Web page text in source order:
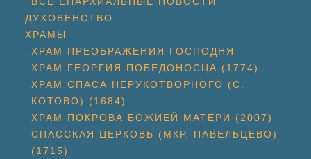
ДУХОВЕНСТВО
ХРАМЫ
ХРАМ ПРЕОБРАЖЕНИЯ ГОСПОДНЯ
ХРАМ ГЕОРГИЯ ПОБЕДОНОСЦА (1774)
ХРАМ СПАСА НЕРУКОТВОРНОГО (С.
КОТОВО) (1684)
ХРАМ ПОКРОВА БОЖИЕЙ МАТЕРИ (2007)
СПАССКАЯ ЦЕРКОВЬ (МКР. ПАВЕЛЬЦЕВО)
(1715)